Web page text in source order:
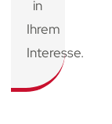
in
Ihrem
Interesse.